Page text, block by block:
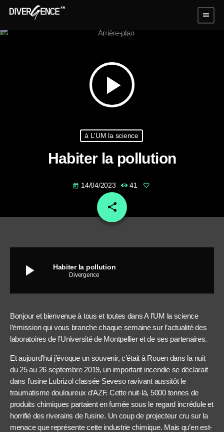
menu
play_arrow
à L'UM la science
Habiter la pollution
today 14/04/2023 41
share
email
play_arrow Habiter la pollution
Divergence
Bonjour et bienvenue à tous et toutes dans A l’UM la science
l’émission qui vous branche chaque semaine sur l’actualité des
laboratoires de l’Université de Montpellier et de ses partenaires.
Et aujourd’hui j’évoque un souvenir, c’était à Rouen dans la nuit
du 25 au 26 septembre 2019, un important incendie se déclarait
dans l’usine Lubrizol classée Seveso ravivant aussitôt le
traumatisme douloureux d’AZF. Cette nuit-là, 5000 tonnes de
produits chimiques partaient en fumée sous le regard incrédule et
horrifié des riverains de l’usine. Un coup de projecteur cru sur la
menace que représente cette industrie chimique. Mais qu’en est-